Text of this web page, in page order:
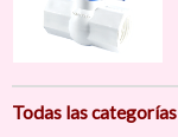
Todas las categorías